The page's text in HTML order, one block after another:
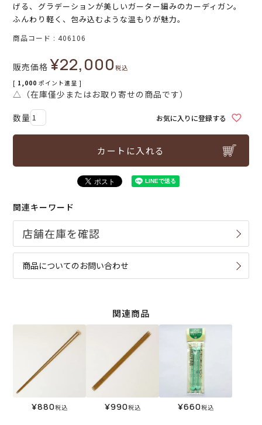
げる、グラデーションが美しいガーター編みのカーディガン。
ふんわり軽く、包み込むような温もりが魅力。
商品コード 406106
販売価格 ¥22,000税込
[ 1,000 ポイント進呈 ]
△（在庫僅少またはお取り寄せの商品です）
お気に入りに登録する
カートに入れる
関連キーワード
商品についてのお問い合わせ
関連商品
¥880税込 ¥990税込 ¥660税込